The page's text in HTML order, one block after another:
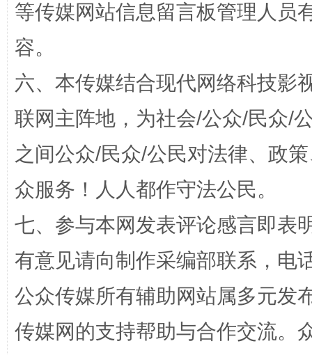
等传媒网站信息留言板管理人员
容。
六、本传媒结合现代网络科技影
联网主阵地，为社会/公众/民众/
之间公众/民众/公民对法律、政
众服务！人人都作守法公民。
七、参与本网发表评论感言即表
有意见请向制作采编部联系，电
公众传媒所有辅助网站属多元发
传媒网的支持帮助与合作交流。